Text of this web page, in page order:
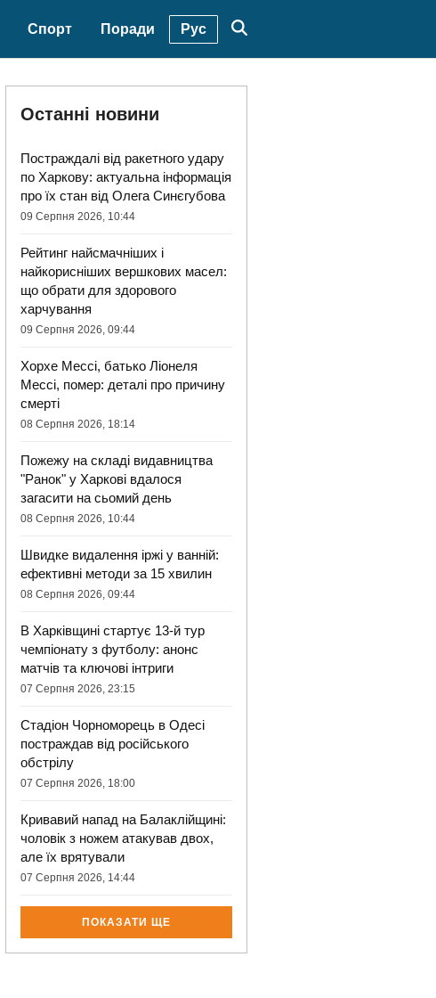
Спорт Поради Рус
Останні новини
Постраждалі від ракетного удару
по Харкову: актуальна інформація
про їх стан від Олега Синєгубова
09 Серпня 2026, 10:44
Рейтинг найсмачніших і
найкорисніших вершкових масел:
що обрати для здорового
харчування
09 Серпня 2026, 09:44
Хорхе Мессі, батько Ліонеля
Мессі, помер: деталі про причину
смерті
08 Серпня 2026, 18:14
Пожежу на складі видавництва
"Ранок" у Харкові вдалося
загасити на сьомий день
08 Серпня 2026, 10:44
Швидке видалення іржі у ванній:
ефективні методи за 15 хвилин
08 Серпня 2026, 09:44
В Харківщині стартує 13-й тур
чемпіонату з футболу: анонс
матчів та ключові інтриги
07 Серпня 2026, 23:15
Стадіон Чорноморець в Одесі
постраждав від російського
обстрілу
07 Серпня 2026, 18:00
Кривавий напад на Балаклійщині:
чоловік з ножем атакував двох,
але їх врятували
07 Серпня 2026, 14:44
ПОКАЗАТИ ЩЕ